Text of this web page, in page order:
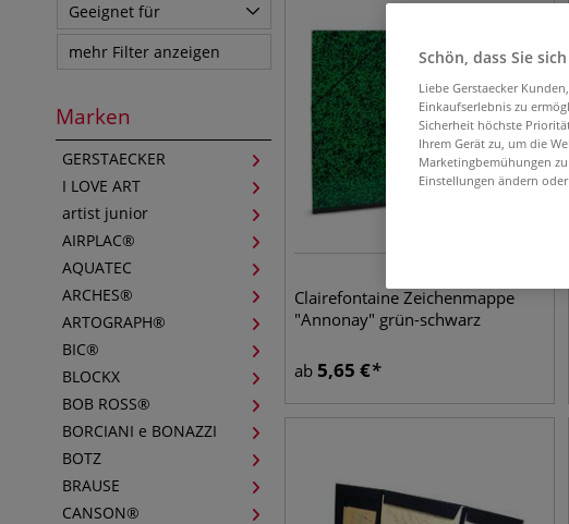
Geeignet für
mehr Filter anzeigen
Marken
GERSTAECKER
I LOVE ART
artist junior
AIRPLAC®
AQUATEC
ARCHES®
ARTOGRAPH®
BIC®
BLOCKX
BOB ROSS®
BORCIANI e BONAZZI
BOTZ
BRAUSE
CANSON®
Clairefontaine Zeichenmappe
"Annonay" grün-schwarz
ab 5,65 €
Schön, dass Sie
Liebe Gerstaecker
Einkaufserlebnis zu
Sicherheit höchste
Ihrem Gerät zu, um die
Marketingbemühungen
Einstellungen ändern